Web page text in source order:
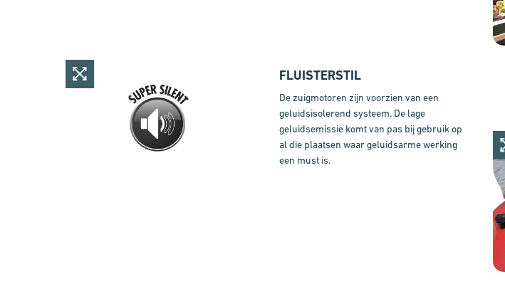
FLUISTERSTIL
De zuigmotoren zijn voorzien van een
geluidsisolerend systeem. De lage
geluidsemissie komt van pas bij gebruik op
al die plaatsen waar geluidsarme werking
een must is.